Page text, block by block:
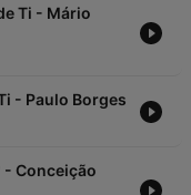
Ti - Mário
- Paulo Borges
- Conceição